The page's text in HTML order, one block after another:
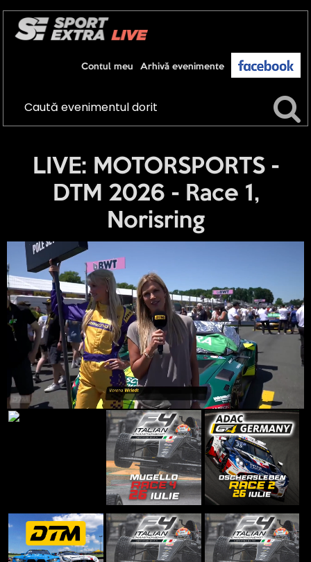
Arhivă evenimente
Contul meu
LIVE: MOTORSPORTS -
DTM 2026 - Race 1,
Norisring